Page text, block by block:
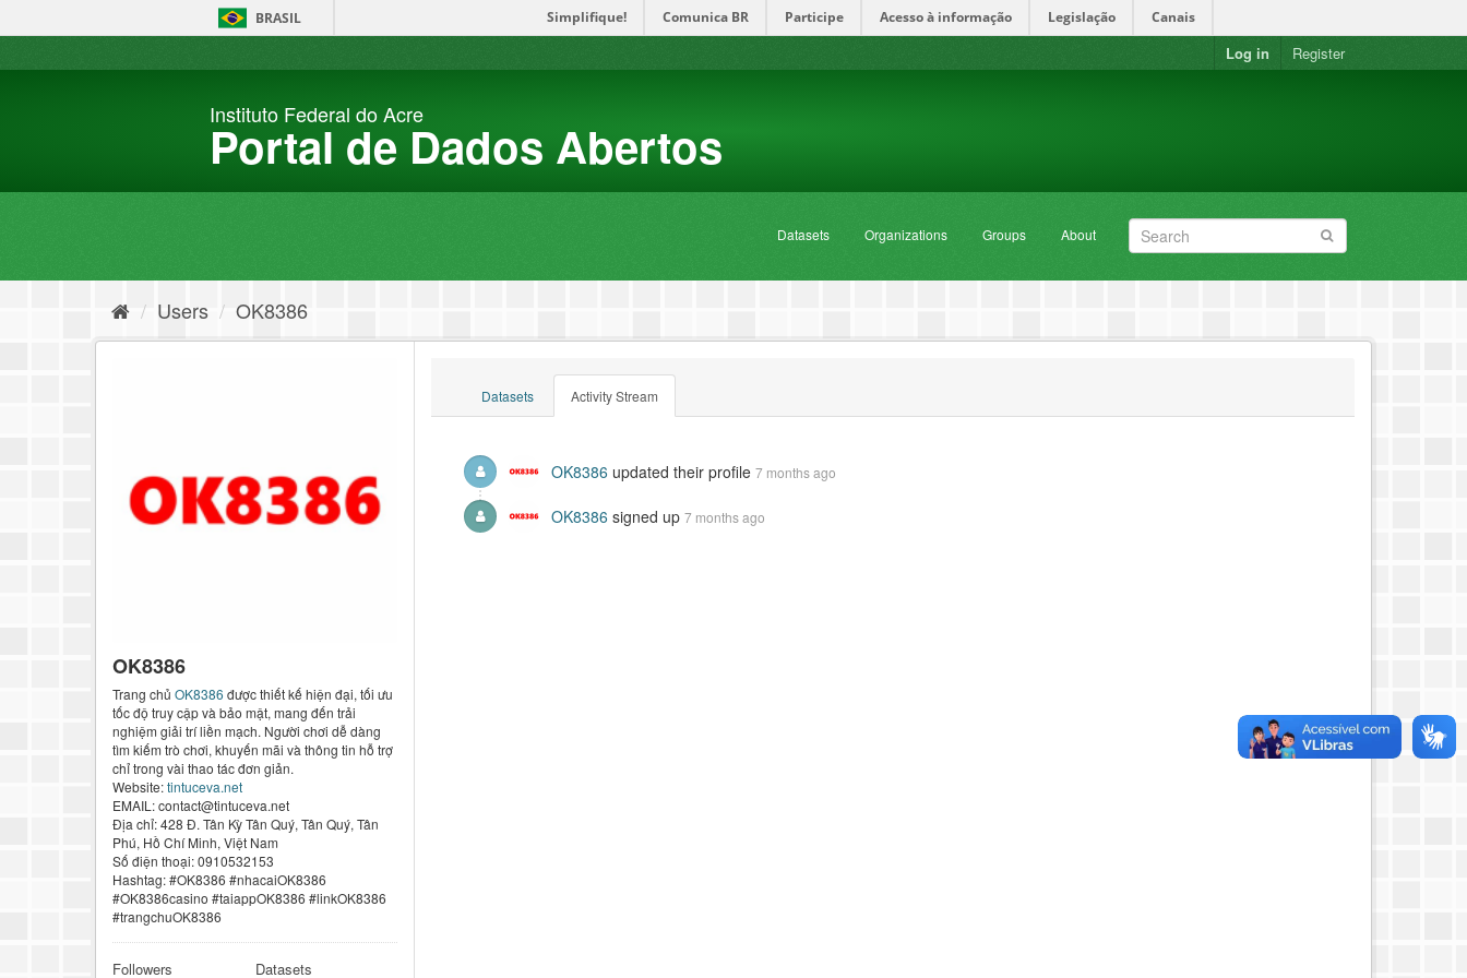
BRASIL Simplifique! Comunica BR Participe Acesso à informação Legislação Canais
Log in Register
Instituto Federal do Acre
Portal de Dados Abertos
Datasets Organizations Groups About
Users OK8386
OK8386
Trang chủ OK8386 được thiết kế hiện đại, tối ưu
tốc độ truy cập và bảo mật, mang đến trải
nghiệm giải trí liền mạch. Người chơi dễ dàng
tìm kiếm trò chơi, khuyến mãi và thông tin hỗ trợ
chỉ trong vài thao tác đơn giản.
Website:tintuceva.net
EMAIL: contact@tintuceva.net
Địa chỉ: 428 Đ. Tân Kỳ Tân Quý, Tân Quý, Tân
Phú, Hồ Chí Minh, Việt Nam
Số điện thoại: 0910532153
Hashtag: #OK8386 #nhacaiOK8386
#OK8386casino #taiappOK8386 #linkOK8386
#trangchuOK8386
Followers Datasets
Datasets Activity Stream
OK8386 updated their profile 7 months ago
OK8386 signed up 7 months ago